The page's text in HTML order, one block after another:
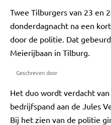
Twee Tilburgers van 23 en
donderdagnacht na een
door de politie. Dat
Meierijbaan in Tilburg.
Geschreven door
Het duo wordt verdacht
bedrijfspand aan de Jules
Bij het zien van de politie